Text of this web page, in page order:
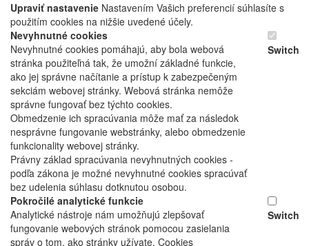
Upraviť nastavenie Nastavením Vašich preferencií súhlasíte s
použitím cookies na nižšie uvedené účely.
Nevyhnutné cookies
Nevyhnutné cookies pomáhajú, aby bola webová
stránka použiteľná tak, že umožní základné funkcie,
ako jej správne načítanie a prístup k zabezpečeným
sekciám webovej stránky. Webová stránka nemôže
správne fungovať bez týchto cookies.
Obmedzenie ich spracúvania môže mať za následok
nesprávne fungovanie webstránky, alebo obmedzenie
funkcionality webovej stránky.
Právny základ spracúvania nevyhnutných cookies -
podľa zákona je možné nevyhnutné cookies spracúvať
bez udelenia súhlasu dotknutou osobou.
Switch
Pokročilé analytické funkcie
Analytické nástroje nám umožňujú zlepšovať
fungovanie webových stránok pomocou zasielania
správ o tom, ako stránky užívate. Cookies
Switch